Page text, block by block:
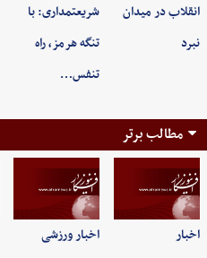
انقلاب در میدان
نبرد
شریعتمداری: با
تنگه هرمز، راه
تنفس…
مطالب برتر
اخبار اخبار ورزشی